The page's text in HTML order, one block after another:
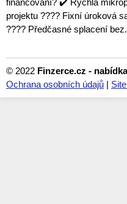
projektu ???? Fixní úroková
???? Předčasné splacení
© 2022 Finzerce.cz -
Ochrana osobních údajů |